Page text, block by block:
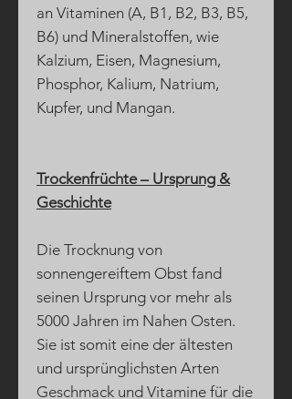
an Vitaminen (A, B1, B2, B3, B5,
B6) und Mineralstoffen, wie
Kalzium, Eisen, Magnesium,
Phosphor, Kalium, Natrium,
Kupfer, und Mangan.
Trockenfrüchte – Ursprung &
Geschichte
Die Trocknung von
sonnengereiftem Obst fand
seinen Ursprung vor mehr als
5000 Jahren im Nahen Osten.
Sie ist somit eine der ältesten
und ursprünglichsten Arten
Geschmack und Vitamine für die